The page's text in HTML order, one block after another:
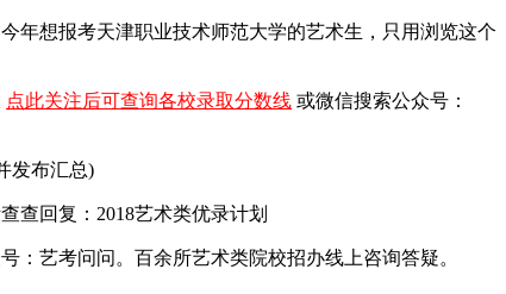
年想报考天津职业技术师范大学的艺术生，只用浏览这个
点此关注后可查询各校录取分数线 或微信搜索公众号：
发布汇总)
查回复：2018艺术类优录计划
：艺考问问。百余所艺术类院校招办线上咨询答疑。